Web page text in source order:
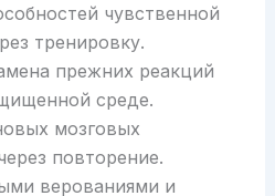
чувственной
тренировку.
прежних реакций
среде.
мозговых
повторение.
верованиями и